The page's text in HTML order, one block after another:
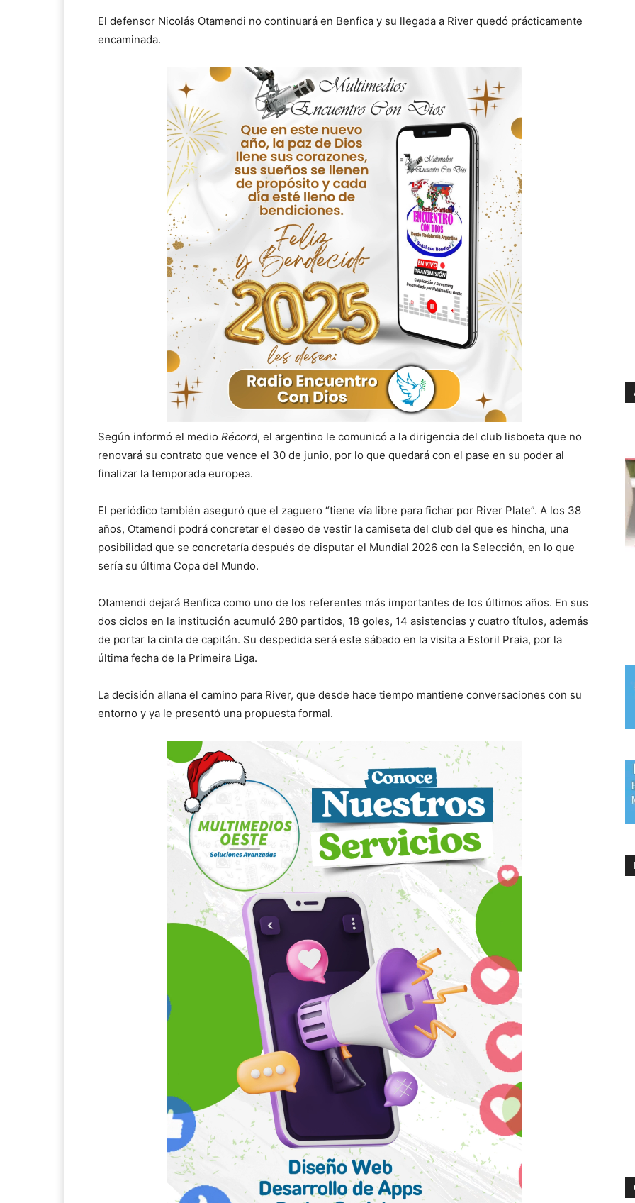
El defensor Nicolás Otamendi no continuará en Benfica y su llegada a River quedó prácticamente
encaminada.
Según informó el medio Récord, el argentino le comunicó a la dirigencia del club lisboeta que no
renovará su contrato que vence el 30 de junio, por lo que quedará con el pase en su poder al
finalizar la temporada europea.
El periódico también aseguró que el zaguero “tiene vía libre para fichar por River Plate”. A los 38
años, Otamendi podrá concretar el deseo de vestir la camiseta del club del que es hincha, una
posibilidad que se concretaría después de disputar el Mundial 2026 con la Selección, en lo que
sería su última Copa del Mundo.
Otamendi dejará Benfica como uno de los referentes más importantes de los últimos años. En sus
dos ciclos en la institución acumuló 280 partidos, 18 goles, 14 asistencias y cuatro títulos, además
de portar la cinta de capitán. Su despedida será este sábado en la visita a Estoril Praia, por la
última fecha de la Primeira Liga.
La decisión allana el camino para River, que desde hace tiempo mantiene conversaciones con su
entorno y ya le presentó una propuesta formal.